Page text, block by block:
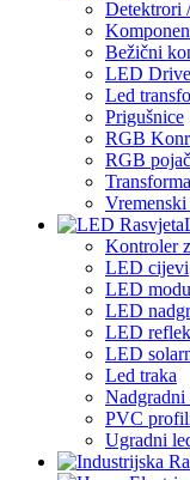
Detektrori
Bežični
LED
Led
Prigušnice
RGB
RGB
Kontroler
LED cijevi
LED
LED
LED
LED
Led traka
PVC
Ugradni